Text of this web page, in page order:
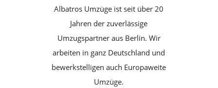
Albatros Umzüge ist seit über 20
Jahren der zuverlässige
Umzugspartner aus Berlin. Wir
arbeiten in ganz Deutschland und
bewerkstelligen auch Europaweite
Umzüge.